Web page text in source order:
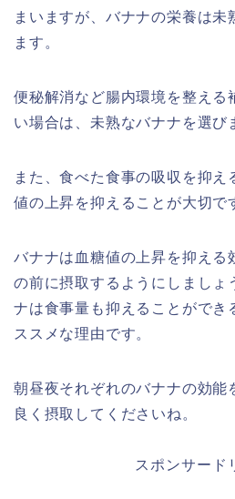
まいますが、バナナの栄養は未
ます。
便秘解消など腸内環境を整える
い場合は、未熟なバナナを選び
また、食べた食事の吸収を抑え
値の上昇を抑えることが大切で
バナナは血糖値の上昇を抑える
の前に摂取するようにしましょ
ナは食事量も抑えることができ
ススメな理由です。
朝昼夜それぞれのバナナの効能
良く摂取してくださいね。
スポンサード